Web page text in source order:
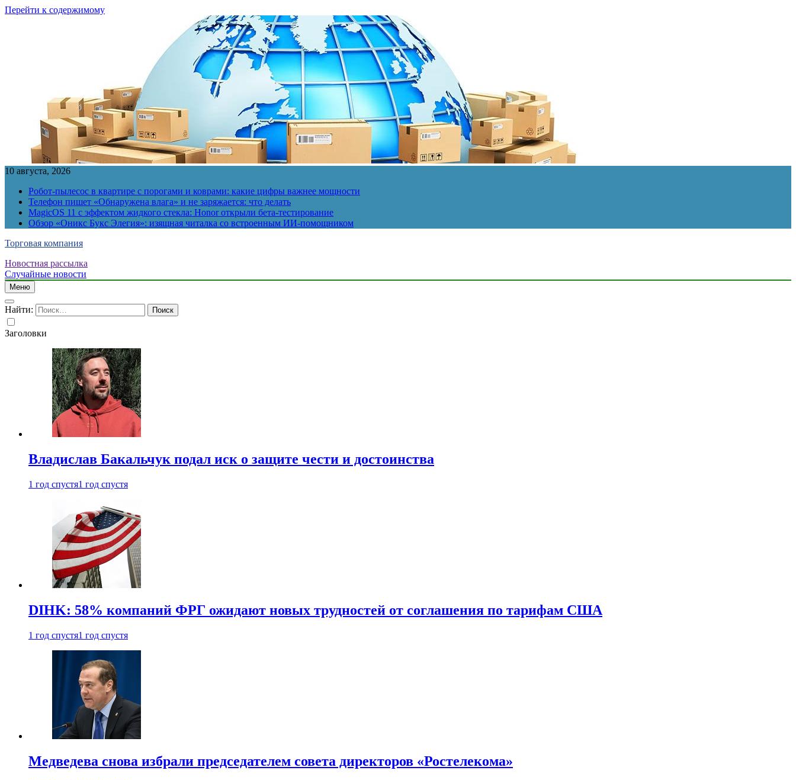
Перейти к содержимому
10 августа, 2026
Робот-пылесос в квартире с порогами и коврами: какие цифры важнее мощности
Телефон пишет «Обнаружена влага» и не заряжается: что делать
MagicOS 11 с эффектом жидкого стекла: Honor открыли бета-тестирование
Обзор «Оникс Букс Элегия»: изящная читалка со встроенным ИИ-помощником
Торговая компания
Новостная рассылка
Случайные новости
Меню
Найти:
Заголовки
Владислав Бакальчук подал иск о защите чести и достоинства
1 год спустя1 год спустя
DIHK: 58% компаний ФРГ ожидают новых трудностей от соглашения по тарифам США
1 год спустя1 год спустя
Медведева снова избрали председателем совета директоров «Ростелекома»